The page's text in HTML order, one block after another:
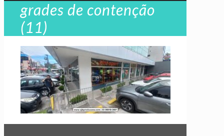
grades de contenção
(11)